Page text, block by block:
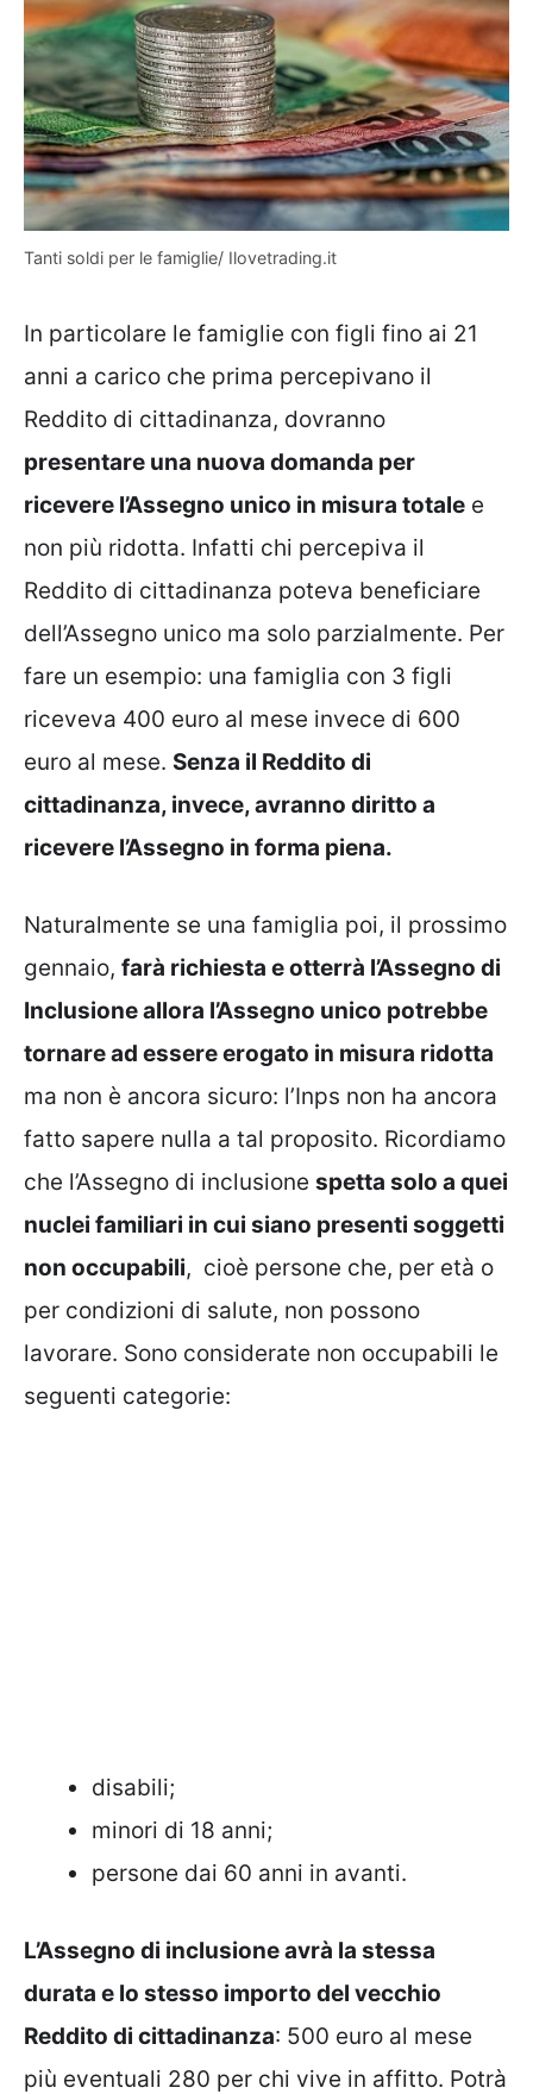
Tanti soldi per le famiglie/ Ilovetrading.it
In particolare le famiglie con figli fino ai 21
anni a carico che prima percepivano il
Reddito di cittadinanza, dovranno
presentare una nuova domanda per
ricevere l’Assegno unico in misura totale e
non più ridotta. Infatti chi percepiva il
Reddito di cittadinanza poteva beneficiare
dell’Assegno unico ma solo parzialmente. Per
fare un esempio: una famiglia con 3 figli
riceveva 400 euro al mese invece di 600
euro al mese. Senza il Reddito di
cittadinanza, invece, avranno diritto a
ricevere l’Assegno in forma piena.
Naturalmente se una famiglia poi, il prossimo
gennaio, farà richiesta e otterrà l’Assegno di
Inclusione allora l’Assegno unico potrebbe
tornare ad essere erogato in misura ridotta
ma non è ancora sicuro: l’Inps non ha ancora
fatto sapere nulla a tal proposito. Ricordiamo
che l’Assegno di inclusione spetta solo a quei
nuclei familiari in cui siano presenti soggetti
non occupabili, cioè persone che, per età o
per condizioni di salute, non possono
lavorare. Sono considerate non occupabili le
seguenti categorie:
disabili;
minori di 18 anni;
persone dai 60 anni in avanti.
L’Assegno di inclusione avrà la stessa
durata e lo stesso importo del vecchio
Reddito di cittadinanza: 500 euro al mese
più eventuali 280 per chi vive in affitto. Potrà